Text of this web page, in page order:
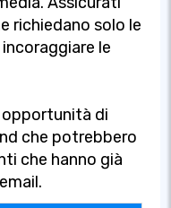
richiedano solo le
le
di
che potrebbero
che hanno già